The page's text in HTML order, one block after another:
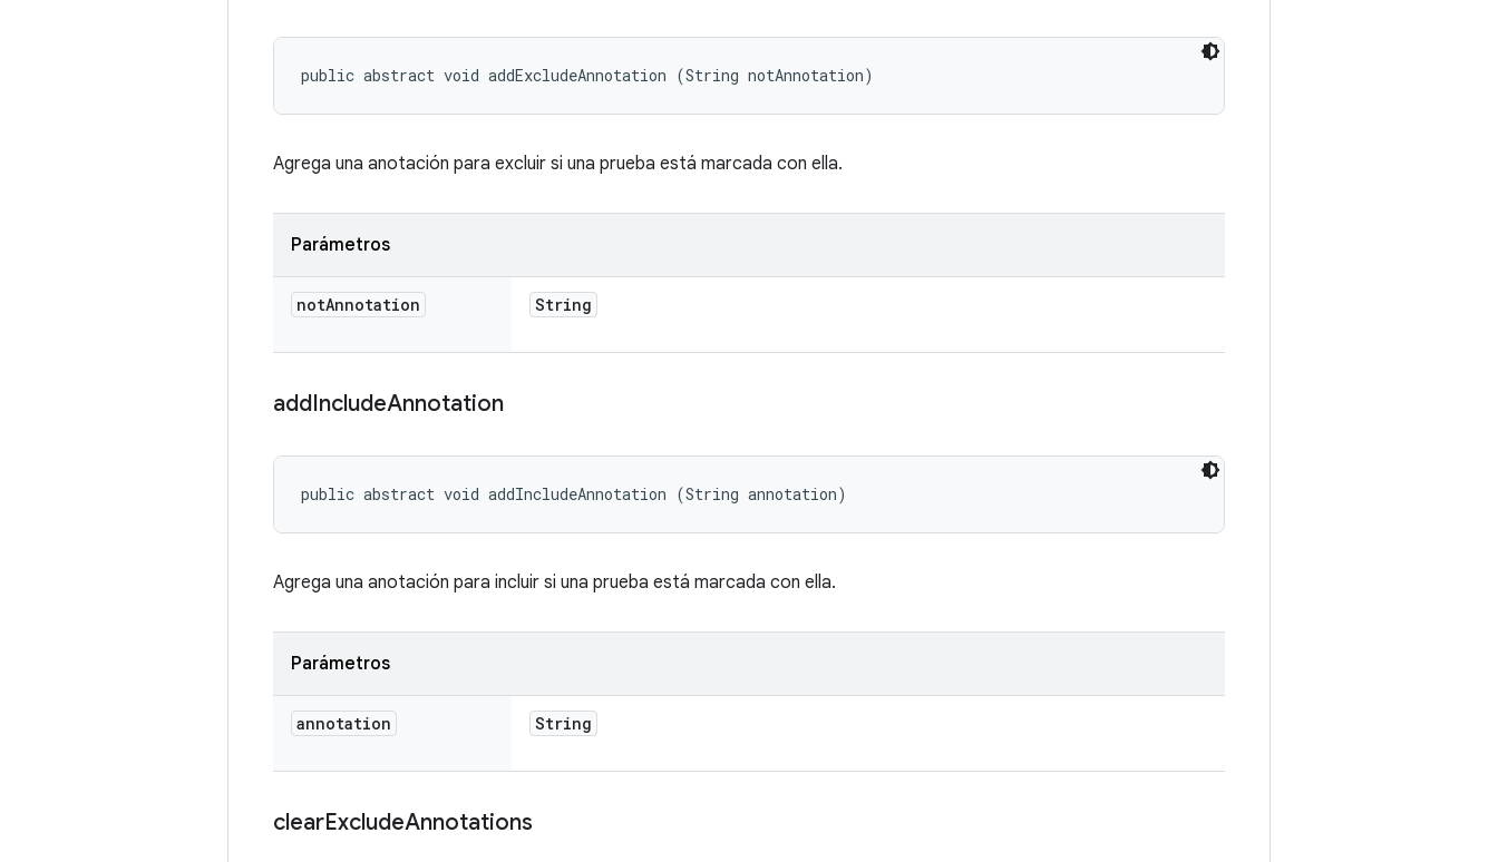
public abstract void addExcludeAnnotation (String notAnnotation)
Agrega una anotación para excluir si una prueba está marcada con ella.
Parámetros
notAnnotation String
addIncludeAnnotation
public abstract void addIncludeAnnotation (String annotation)
Agrega una anotación para incluir si una prueba está marcada con ella.
Parámetros
annotation String
clearExcludeAnnotations